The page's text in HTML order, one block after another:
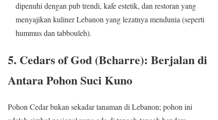
dipenuhi dengan pub trendi, kafe estetik, dan restoran yang
menyajikan kuliner Lebanon yang lezatnya mendunia (seperti
hummus dan tabbouleh).
5. Cedars of God (Bcharre): Berjalan di
Antara Pohon Suci Kuno
Pohon Cedar bukan sekadar tanaman di Lebanon; pohon ini